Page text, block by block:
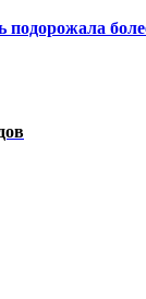
подорожала